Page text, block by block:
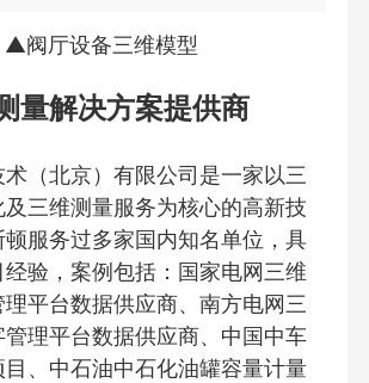
▲阀厅设备三维模型
量解决方案提供商
（北京）有限公司是一家以三
三维测量服务为核心的高新技
服务过多家国内知名单位，具
验，案例包括：国家电网三维
平台数据供应商、南方电网三
理平台数据供应商、中国中车
、中石油中石化油罐容量计量